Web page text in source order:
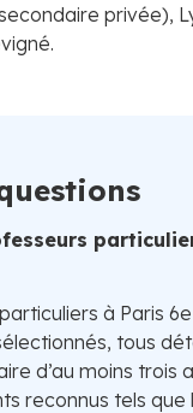
privée),
à Paris
tous
d’au moins trois
reconnus tels que